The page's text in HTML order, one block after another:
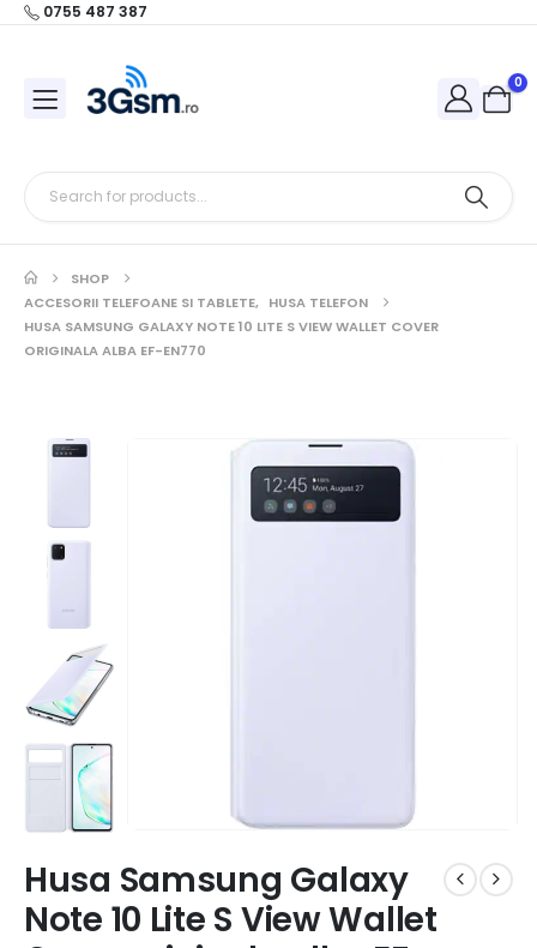
0755 487 387
0
SHOP
ACCESORII TELEFOANE SI TABLETE, HUSA TELEFON
HUSA SAMSUNG GALAXY NOTE 10 LITE S VIEW WALLET COVER
ORIGINALA ALBA EF-EN770
Husa Samsung Galaxy
Note 10 Lite S View Wallet